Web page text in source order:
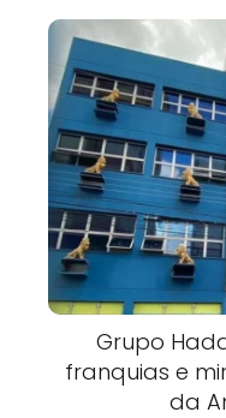
Grupo
franquias e
da